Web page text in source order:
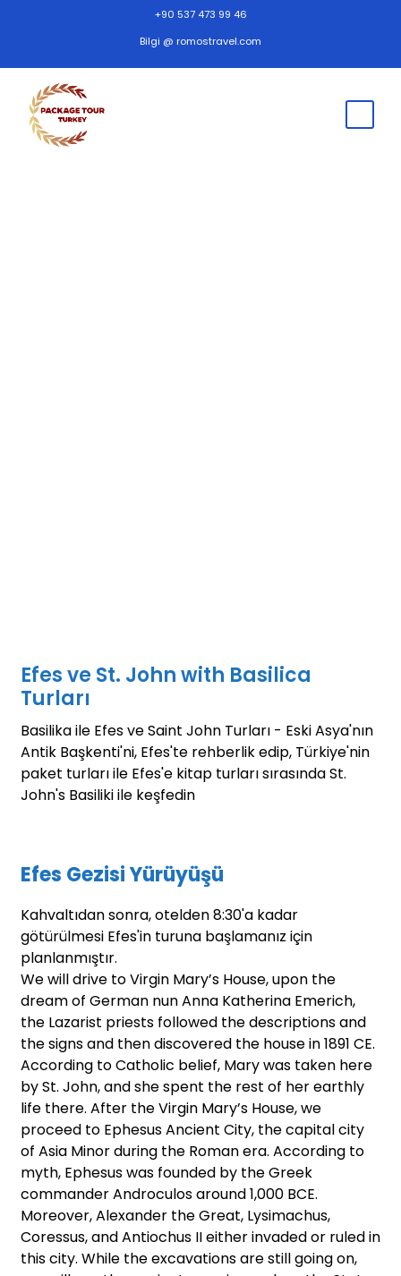
+90 537 473 99 46
Bilgi @ romostravel.com
Efes ve St. John with Basilica
Turları
Basilika ile Efes ve Saint John Turları - Eski Asya'nın
Antik Başkenti'ni, Efes'te rehberlik edip, Türkiye'nin
paket turları ile Efes'e kitap turları sırasında St.
John's Basiliki ile keşfedin
Efes Gezisi Yürüyüşü
Kahvaltıdan sonra, otelden 8:30'a kadar
götürülmesi Efes'in turuna başlamanız için
planlanmıştır.
We will drive to Virgin Mary’s House, upon the
dream of German nun Anna Katherina Emerich,
the Lazarist priests followed the descriptions and
the signs and then discovered the house in 1891 CE.
According to Catholic belief, Mary was taken here
by St. John, and she spent the rest of her earthly
life there. After the Virgin Mary’s House, we
proceed to Ephesus Ancient City, the capital city
of Asia Minor during the Roman era. According to
myth, Ephesus was founded by the Greek
commander Androculos around 1,000 BCE.
Moreover, Alexander the Great, Lysimachus,
Coressus, and Antiochus II either invaded or ruled in
this city. While the excavations are still going on,